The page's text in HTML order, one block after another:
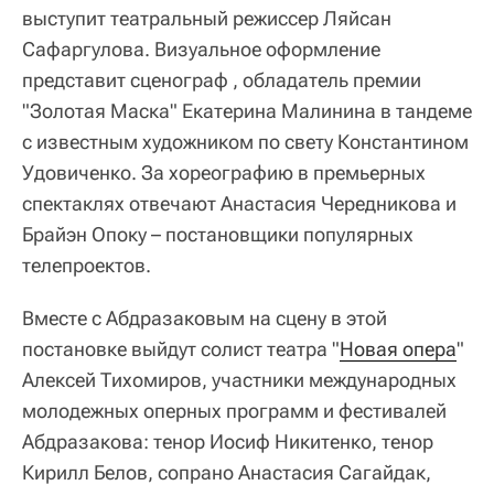
выступит театральный режиссер Ляйсан
Сафаргулова. Визуальное оформление
представит сценограф , обладатель премии
"Золотая Маска" Екатерина Малинина в тандеме
с известным художником по свету Константином
Удовиченко. За хореографию в премьерных
спектаклях отвечают Анастасия Чередникова и
Брайэн Опоку – постановщики популярных
телепроектов.
Вместе с Абдразаковым на сцену в этой
постановке выйдут солист театра "Новая опера"
Алексей Тихомиров, участники международных
молодежных оперных программ и фестивалей
Абдразакова: тенор Иосиф Никитенко, тенор
Кирилл Белов, сопрано Анастасия Сагайдак,